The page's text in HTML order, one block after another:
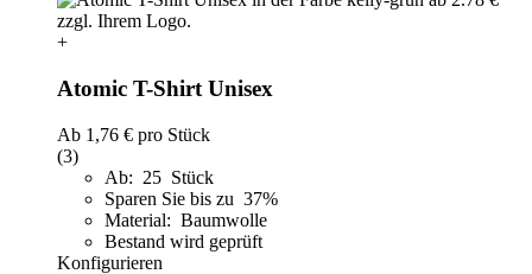
+
Atomic T-Shirt Unisex
Ab 1,76 € pro Stück
(3)
Ab: 25 Stück
Sparen Sie bis zu 37%
Material: Baumwolle
Bestand wird geprüft
Konfigurieren